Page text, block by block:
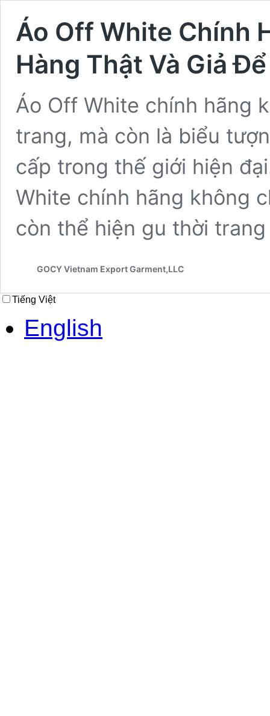
Áo Off White Chính
Hàng Thật Và Giả
Áo Off White chính hãng
trang, mà còn là biểu
cấp trong thế giới hiện
White chính hãng không
còn thể hiện gu thời
GOCY Vietnam Export Garment,LLC
Tiếng Việt
English